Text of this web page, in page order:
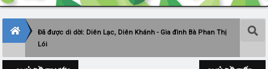
Đã được di dời: Diên Lạc, Diên Khánh - Gia đình Bà Phan Thị
Lói